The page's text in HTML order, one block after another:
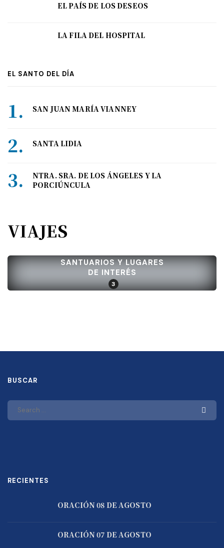
EL PAÍS DE LOS DESEOS
LA FILA DEL HOSPITAL
EL SANTO DEL DÍA
SAN JUAN MARÍA VIANNEY
SANTA LIDIA
NTRA. SRA. DE LOS ÁNGELES Y LA
PORCIÚNCULA
VIAJES
SANTUARIOS Y LUGARES
DE INTERÉS
3
BUSCAR
RECIENTES
ORACIÓN 08 DE AGOSTO
ORACIÓN 07 DE AGOSTO